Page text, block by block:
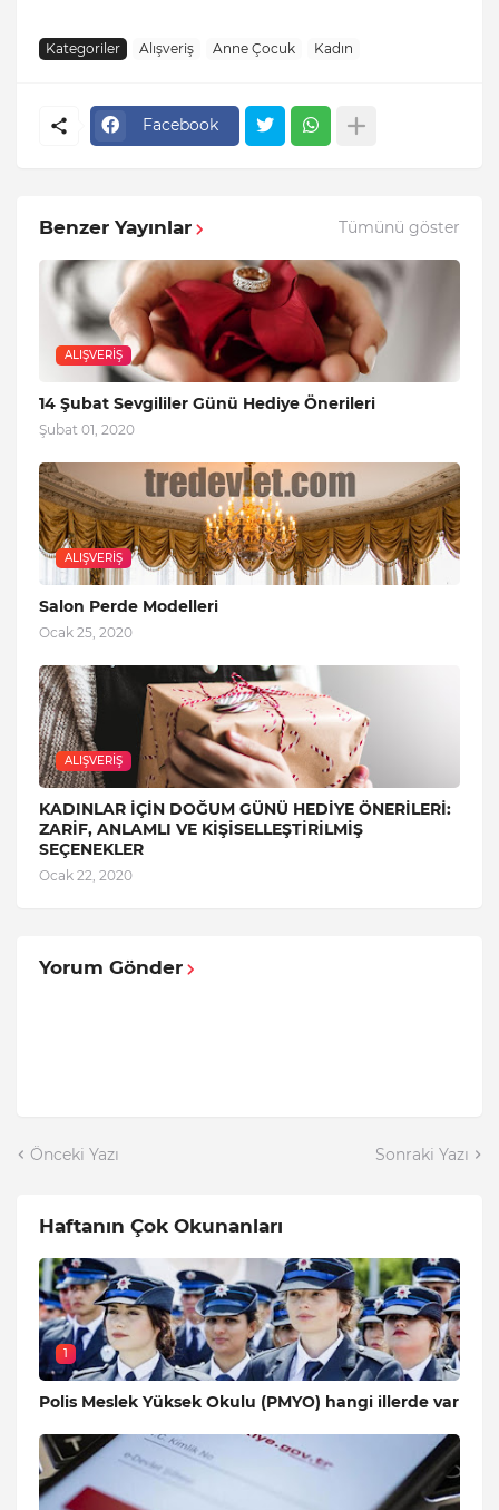
Kategoriler Alışveriş Anne Çocuk Kadın
Facebook
Benzer Yayınlar Tümünü göster
ALIŞVERIŞ
14 Şubat Sevgililer Günü Hediye Önerileri
Şubat 01, 2020
ALIŞVERIŞ
Salon Perde Modelleri
Ocak 25, 2020
ALIŞVERIŞ
KADINLAR İÇİN DOĞUM GÜNÜ HEDİYE ÖNERİLERİ:
ZARİF, ANLAMLI VE KİŞİSELLEŞTİRİLMİŞ
SEÇENEKLER
Ocak 22, 2020
Yorum Gönder
Önceki Yazı Sonraki Yazı
Haftanın Çok Okunanları
1
Polis Meslek Yüksek Okulu (PMYO) hangi illerde var